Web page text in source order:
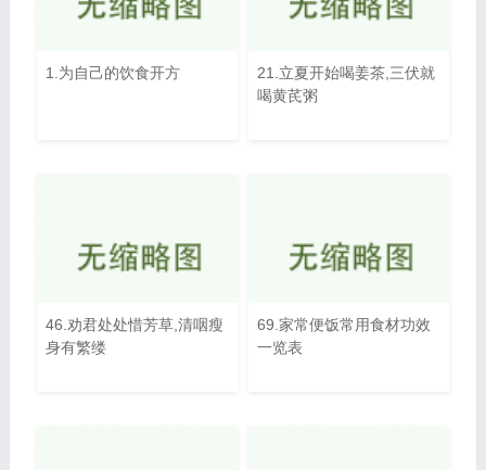
1.为自己的饮食开方
21.立夏开始喝姜茶,三伏就
喝黄芪粥
46.劝君处处惜芳草,清咽瘦
身有繁缕
69.家常便饭常用食材功效
一览表